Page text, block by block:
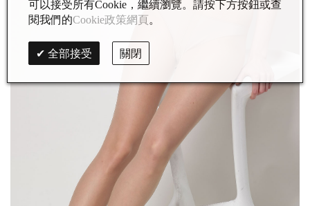
可以接受所有Cookie，繼續瀏覽。請按下方按鈕或查
閱我們的Cookie政策網頁。
全部接受 關閉